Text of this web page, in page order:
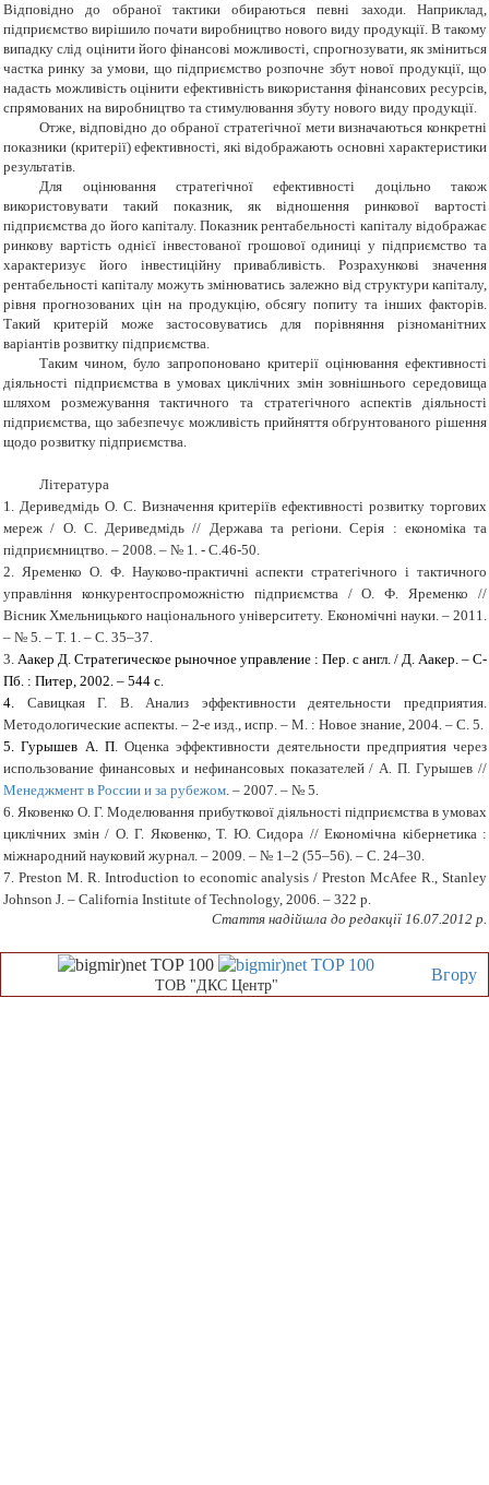
Відповідно до обраної тактики обираються певні заходи. Наприклад,
підприємство вирішило почати виробництво нового виду продукції. В такому
випадку слід оцінити його фінансові можливості, спрогнозувати, як зміниться
частка ринку за умови, що підприємство розпочне збут нової продукції, що
надасть можливість оцінити ефективність використання фінансових ресурсів,
спрямованих на виробництво та стимулювання збуту нового виду продукції.
Отже, відповідно до обраної стратегічної мети визначаються конкретні
показники (критерії) ефективності, які відображають основні характеристики
результатів.
Для оцінювання стратегічної ефективності доцільно також
використовувати такий показник, як відношення ринкової вартості
підприємства до його капіталу. Показник рентабельності капіталу відображає
ринкову вартість однієї інвестованої грошової одиниці у підприємство та
характеризує його інвестиційну привабливість. Розрахункові значення
рентабельності капіталу можуть змінюватись залежно від структури капіталу,
рівня прогнозованих цін на продукцію, обсягу попиту та інших факторів.
Такий критерій може застосовуватись для порівняння різноманітних
варіантів розвитку підприємства.
Таким чином, було запропоновано критерії оцінювання ефективності
діяльності підприємства в умовах циклічних змін зовнішнього середовища
шляхом розмежування тактичного та стратегічного аспектів діяльності
підприємства, що забезпечує можливість прийняття обґрунтованого рішення
щодо розвитку підприємства.
Література
1. Дериведмідь О. С. Визначення критеріїв ефективності розвитку торгових
мереж / О. С. Дериведмідь // Держава та регіони.Серія : економіка та
підприємництво. – 2008. – № 1. - С.46-50.
2. Яременко О. Ф. Науково-практичні аспекти стратегічного і тактичного
управління конкурентоспроможністю підприємства / О. Ф. Яременко //
Вісник Хмельницького національного університету. Економічні науки. – 2011.
– № 5. – Т. 1. – С. 35–37.
3. Аакер Д. Стратегическое рыночное управление : Пер. с англ. / Д. Аакер. – С-
Пб. : Питер, 2002. – 544 с.
4. Савицкая Г. В. Анализ эффективности деятельности предприятия.
Методологические аспекты. – 2-е изд., испр. – М. : Новое знание, 2004. – C. 5.
5. Гурышев А. П. Оценка эффективности деятельности предприятия через
использование финансовых и нефинансовых показателей / А. П. Гурышев //
Менеджмент в России и за рубежом. – 2007. – № 5.
6. Яковенко О. Г. Моделювання прибуткової діяльності підприємства в умовах
циклічних змін / О. Г. Яковенко, Т. Ю. Сидора // Економічна кібернетика :
міжнародний науковий журнал. – 2009. – № 1–2 (55–56). – С. 24–30.
7. Preston M. R. Introduction to economic analysis / Preston McAfee R., Stanley
Johnson J. – California Institute of Technology, 2006. – 322 p.
Стаття надійшла до редакції 16.07.2012 р.
Вгору
ТОВ "ДКС Центр"